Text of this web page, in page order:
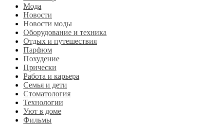
Мода
Новости
Новости моды
Оборудование и техника
Отдых и путешествия
Парфюм
Похудение
Прически
Работа и карьера
Семья и дети
Стоматология
Технологии
Уют в доме
Фильмы